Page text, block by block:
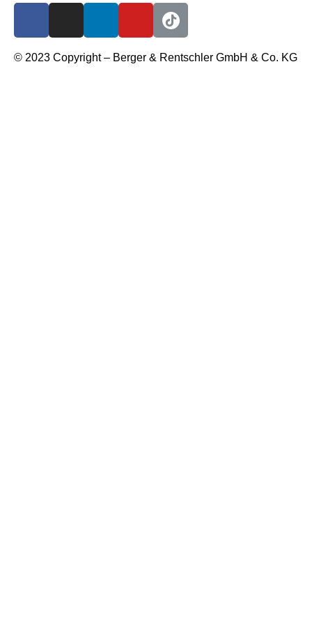
© 2023 Copyright – Berger & Rentschler GmbH & Co. KG